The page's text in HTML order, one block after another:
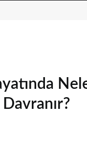
Davranır?